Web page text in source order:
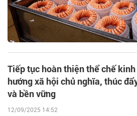
Tiếp tục hoàn thiện thể chế
hướng xã hội chủ nghĩa, thúc
và bền vững
12/09/2025 14:52